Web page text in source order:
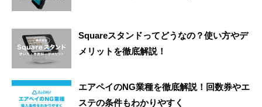
Squareスタンドってどうなの？使い方やデ
メリットを徹底解説！
エアペイのNG業種を徹底解説！回数券やエ
ステの条件もわかりやすく